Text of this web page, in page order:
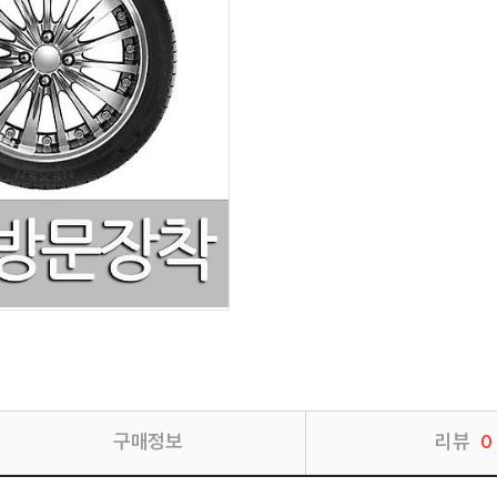
구매정보 리뷰 0